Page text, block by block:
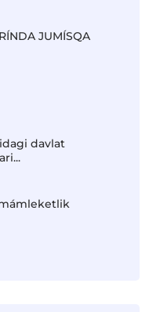
JUMÍSQA
davlat